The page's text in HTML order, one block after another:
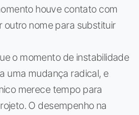
houve contato com
outro nome para substituir
o momento de instabilidade
uma mudança radical, e
merece tempo para
O desempenho na